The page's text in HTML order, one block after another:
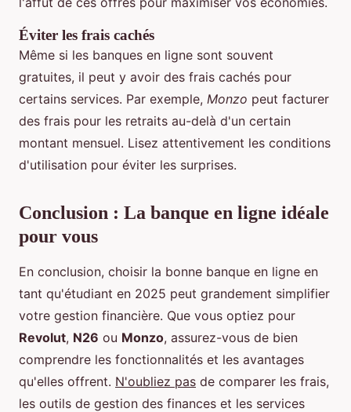
Éviter les frais cachés
Même si les banques en ligne sont souvent
gratuites, il peut y avoir des frais cachés pour
certains services. Par exemple, Monzo peut facturer
des frais pour les retraits au-delà d'un certain
montant mensuel. Lisez attentivement les conditions
d'utilisation pour éviter les surprises.
Conclusion : La banque en ligne idéale
pour vous
En conclusion, choisir la bonne banque en ligne en
tant qu'étudiant en 2025 peut grandement simplifier
votre gestion financière. Que vous optiez pour
Revolut, N26 ou Monzo, assurez-vous de bien
comprendre les fonctionnalités et les avantages
qu'elles offrent. N'oubliez pas de comparer les frais,
les outils de gestion des finances et les services